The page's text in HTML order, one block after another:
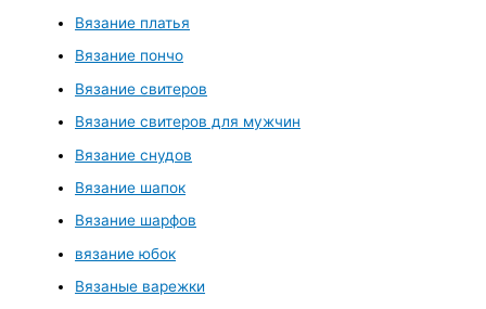
Вязание платья
Вязание пончо
Вязание свитеров
Вязание свитеров для мужчин
Вязание снудов
Вязание шапок
Вязание шарфов
вязание юбок
Вязаные варежки